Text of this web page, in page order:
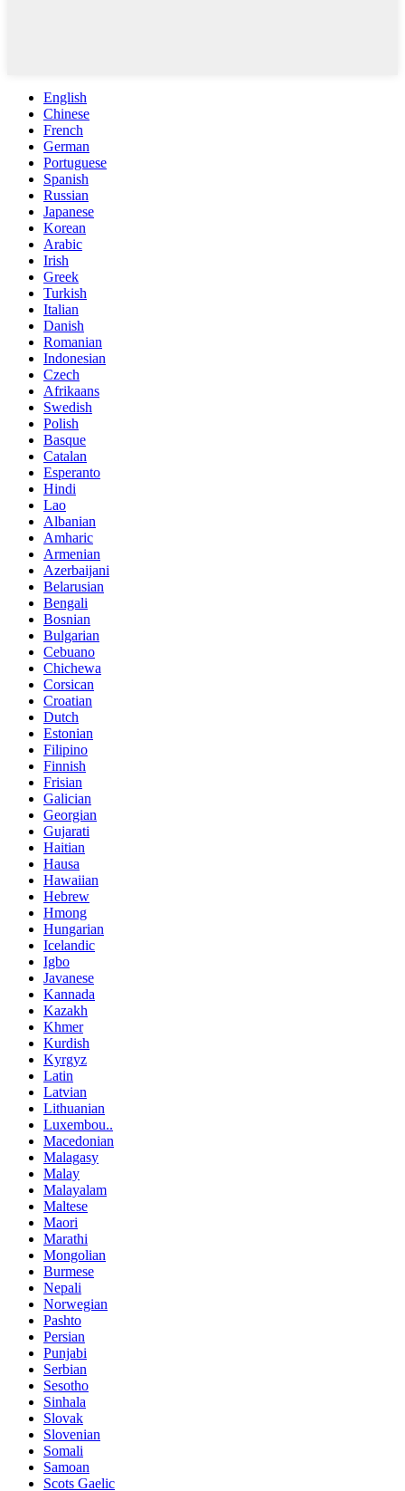
English
Chinese
French
German
Portuguese
Spanish
Russian
Japanese
Korean
Arabic
Irish
Greek
Turkish
Italian
Danish
Romanian
Indonesian
Czech
Afrikaans
Swedish
Polish
Basque
Catalan
Esperanto
Hindi
Lao
Albanian
Amharic
Armenian
Azerbaijani
Belarusian
Bengali
Bosnian
Bulgarian
Cebuano
Chichewa
Corsican
Croatian
Dutch
Estonian
Filipino
Finnish
Frisian
Galician
Georgian
Gujarati
Haitian
Hausa
Hawaiian
Hebrew
Hmong
Hungarian
Icelandic
Igbo
Javanese
Kannada
Kazakh
Khmer
Kurdish
Kyrgyz
Latin
Latvian
Lithuanian
Luxembou..
Macedonian
Malagasy
Malay
Malayalam
Maltese
Maori
Marathi
Mongolian
Burmese
Nepali
Norwegian
Pashto
Persian
Punjabi
Serbian
Sesotho
Sinhala
Slovak
Slovenian
Somali
Samoan
Scots Gaelic